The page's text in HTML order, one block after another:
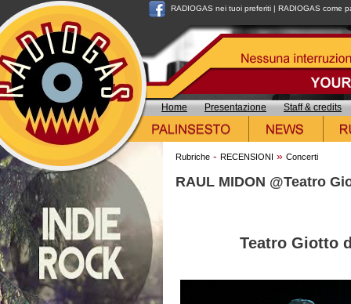
RADIOGAS nei tuoi preferiti | RADIOGAS come
Home Presentazione Staff & credits
Rubriche - RECENSIONI » Concerti
RAUL MIDON @Teatro
Teatro Giotto